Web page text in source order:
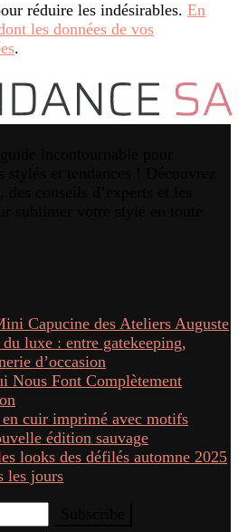
réduire les indésirables. En
les données de vos
.
Capucine des Ateliers Auguste
luxe : entre gatekeeping,
d’occasion
Nous Font Complètement
en cuir imprimé avec motifs
édition sauvage
looks des défilés automne 2025
les jours